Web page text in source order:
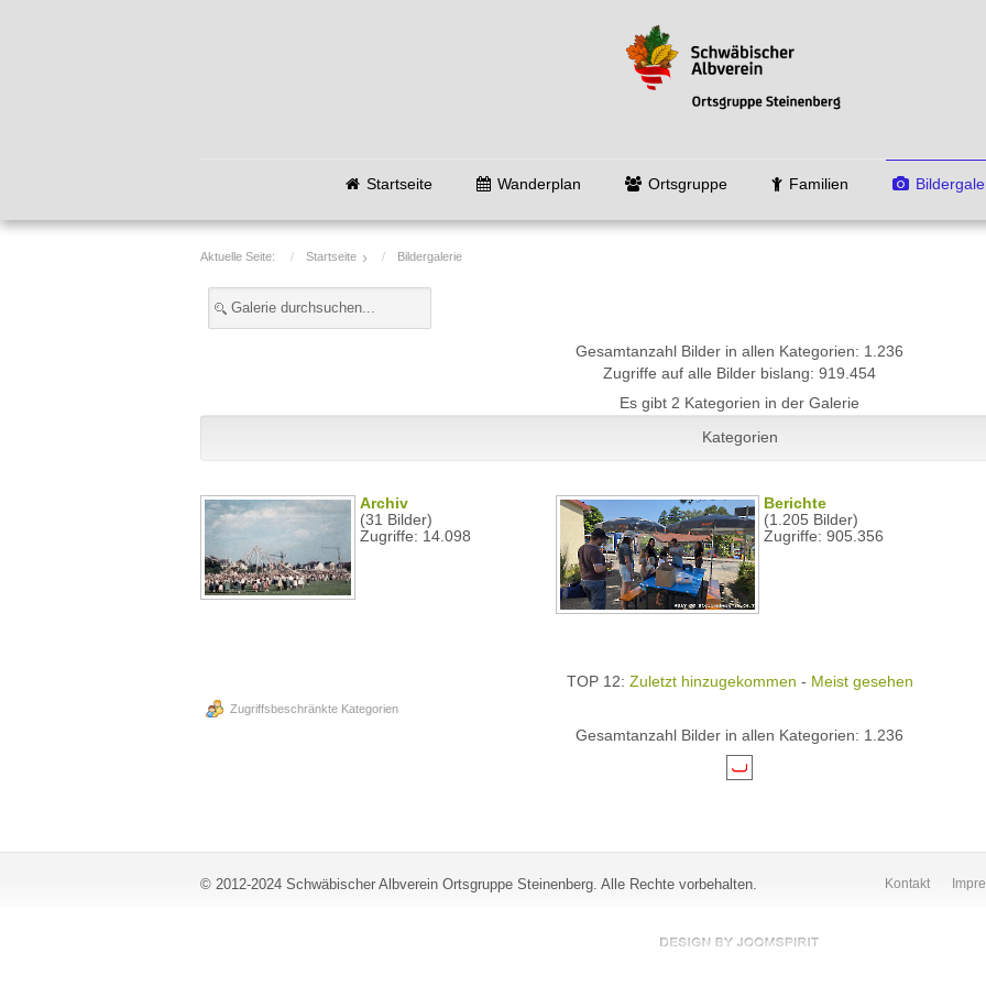
Startseite Wanderplan Ortsgruppe Familien
Aktuelle Seite: Startseite Bildergalerie
Gesamtanzahl Bilder in allen Kategorien: 1.236
Zugriffe auf alle Bilder bislang: 919.454
Es gibt 2 Kategorien in der Galerie
Kategorien
Archiv
(31 Bilder)
Zugriffe: 14.098
Berichte
(1.205 Bilder)
Zugriffe: 905.356
TOP 12: Zuletzt hinzugekommen - Meist gesehen
Zugriffsbeschränkte Kategorien
Gesamtanzahl Bilder in allen Kategorien: 1.236
Kontakt
© 2012-2024 Schwäbischer Albverein Ortsgruppe Steinenberg. Alle Rechte vorbehalten.